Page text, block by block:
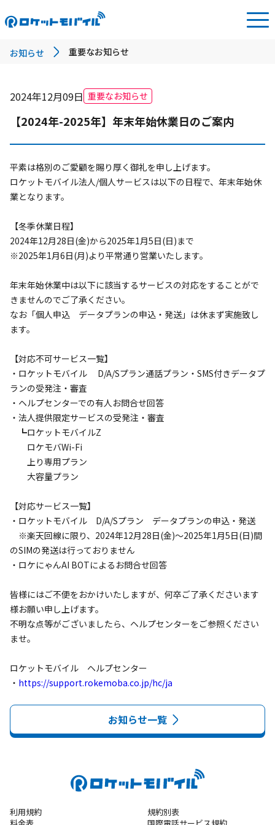
お知らせ 重要なお知らせ
【2024年-2025年】年末年始休業日のご案内
2024年12月09日 重要なお知らせ
平素は格別のご愛顧を賜り厚く御礼を申し上げます。
ロケットモバイル法人/個人サービスは以下の日程で、年末年始休
業となります。
【冬季休業日程】
2024年12月28日(金)から2025年1月5日(日)まで
※2025年1月6日(月)より平常通り営業いたします。
年末年始休業中は以下に該当するサービスの対応をすることがで
きませんのでご了承ください。
なお「個人申込　データプランの申込・発送」は休まず実施致し
ます。
【対応不可サービス一覧】
・ロケットモバイル 　D/A/Sプラン通話プラン・SMS付きデータプ
ランの受発注・審査
・ヘルプセンターでの有人お問合せ回答
・法人提供限定サービスの受発注・審査
┗ロケットモバイルZ
ロケモバWi-Fi
上り専用プラン
大容量プラン
【対応サービス一覧】
・ロケットモバイル　D/A/Sプラン　データプランの申込・発送
※楽天回線に限り、2024年12月28日(金)～2025年1月5日(日)間
のSIMの発送は行っておりません
・ロケにゃんAI BOTによるお問合せ回答
皆様にはご不便をおかけいたしますが、何卒ご了承くださいます
様お願い申し上げます。
不明な点等がございましたら、ヘルプセンターをご参照ください
ませ。
ロケットモバイル　ヘルプセンター
・ https://support.rokemoba.co.jp/hc/ja
お知らせ一覧
利用規約
規約別表